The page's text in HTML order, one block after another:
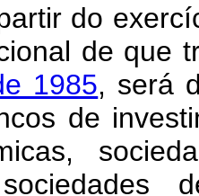
do
de que
1985, será
de